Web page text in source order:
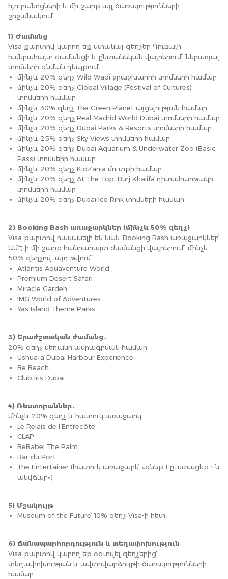
հյուրանոցների և մի շարք այլ ծառայությունների
շրջանակում։
1) Ժամանց
Visa քարտով կարող եք ստանալ զեղչեր Դուբայի
հանրահայտ ժամանցի և ընտանեկան վայրերում՝ ներառյալ
տոմսերի գնման դեպքում.
մինչև 20% զեղչ Wild Wadi ջրաշխարհի տոմսերի համար
մինչև 20% զեղչ Global Village (Festival of Cultures)
տոմսերի համար
մինչև 30% զեղչ The Green Planet այցելության համար
մինչև 20% զեղչ Real Madrid World Dubai տոմսերի համար
մինչև 20% զեղչ Dubai Parks & Resorts տոմսերի համար
մինչև 25% զեղչ Sky Views տոմսերի համար
մինչև 20% զեղչ Dubai Aquarium & Underwater Zoo (Basic
Pass) տոմսերի համար
մինչև 20% զեղչ KidZania մուտքի համար
մինչև 20% զեղչ At The Top, Burj Khalifa դիտահարթակի
տոմսերի համար
մինչև 20% զեղչ Dubai Ice Rink տոմսերի համար
2) Booking Bash առաջարկներ (մինչև 50% զեղչ)
Visa քարտով հասանելի են նաև Booking Bash առաջարկներ՝
ԱՄԷ-ի մի շարք հանրահայտ ժամանցի վայրերում՝ մինչև
50% զեղչով, այդ թվում՝
Atlantis Aquaventure World
Premium Desert Safari
Miracle Garden
IMG World of Adventures
Yas Island Theme Parks
3) Երաժշտական ժամանց․
20% զեղչ սեղանի ամրագրման համար
Ushuaïa Dubai Harbour Experience
Be Beach
Club Iris Dubai
4) Ռեստորաններ․
Մինչև 20% զեղչ և հատուկ առաջարկ
Le Relais de l’Entrecôte
CLAP
BeBabel The Palm
Bar du Port
The Entertainer (հատուկ առաջարկ՝ «գնեք 1-ը, ստացեք 1-ն
անվճար»)
5) Մշակույթ
Museum of the Future՝ 10% զեղչ Visa-ի հետ
6) Ճանապարհորդություն և տեղափոխություն
Visa քարտով կարող եք օգտվել զեղչերից՝
տեղափոխության և ավտովարձույթի ծառայությունների
համար.